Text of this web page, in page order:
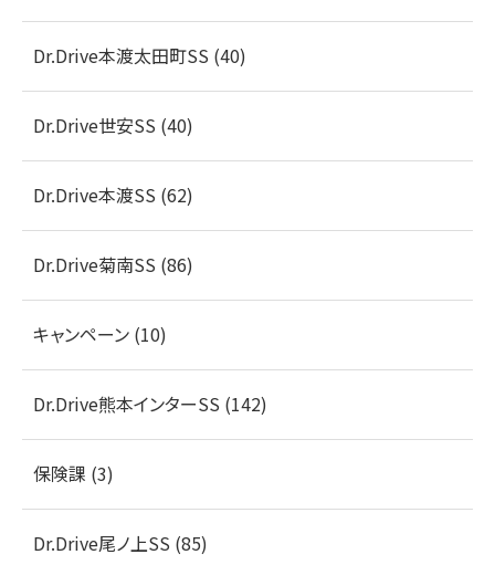
Dr.Drive本渡太田町SS (40)
Dr.Drive世安SS (40)
Dr.Drive本渡SS (62)
Dr.Drive菊南SS (86)
キャンペーン (10)
Dr.Drive熊本インターSS (142)
保険課 (3)
Dr.Drive尾ノ上SS (85)